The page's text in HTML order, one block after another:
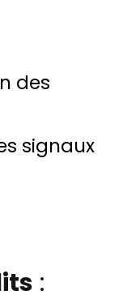
des
signaux
: